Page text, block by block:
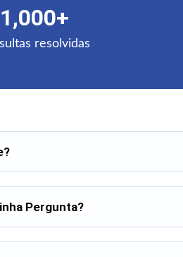
1,000+
resolvidas
Pergunta?